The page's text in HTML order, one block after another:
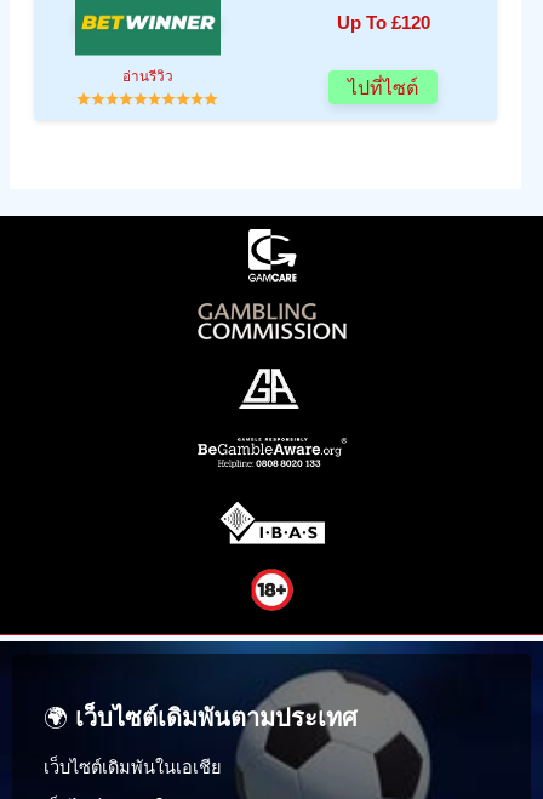
Up To £120
อ่านรีวิว
ไปที่ไซต์
🌍 เว็บไซต์เดิมพันตามประเทศ
เว็บไซต์เดิมพันในเอเชีย